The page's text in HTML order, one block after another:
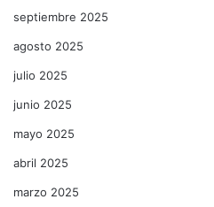
septiembre 2025
agosto 2025
julio 2025
junio 2025
mayo 2025
abril 2025
marzo 2025